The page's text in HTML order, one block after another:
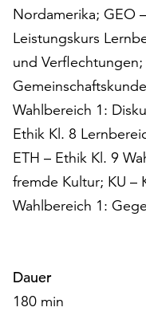
Nordamerika; GEO
Leistungskurs
und Verflechtungen;
Wahlbereich 1:
Ethik Kl. 8
ETH – Ethik Kl. 9
fremde Kultur; KU –
Wahlbereich 1:
Dauer
180 min